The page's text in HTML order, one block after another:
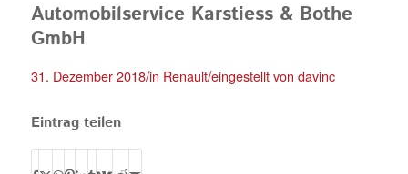
Automobilservice Karstiess & Bothe
GmbH
31. Dezember 2018/in Renault/eingestellt von davinc
Eintrag teilen